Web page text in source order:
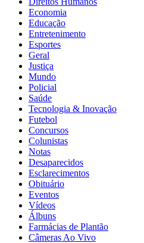
Economia
Educação
Entretenimento
Esportes
Geral
Justiça
Mundo
Policial
Saúde
Tecnologia & Inovação
Futebol
Concursos
Colunistas
Notas
Desaparecidos
Esclarecimentos
Obituário
Eventos
Vídeos
Álbuns
Farmácias de Plantão
Câmeras Ao Vivo